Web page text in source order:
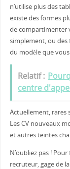
n’utilise plus des
existe des formes
de compartimenter
simplement, ou des
du modèle que
Relatif :
centre
Actuellement, rares
Les CV nouveaux
et autres teintes
N’oubliez pas !
recruteur, gage de